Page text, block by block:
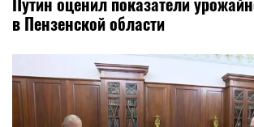
в Пензенской области